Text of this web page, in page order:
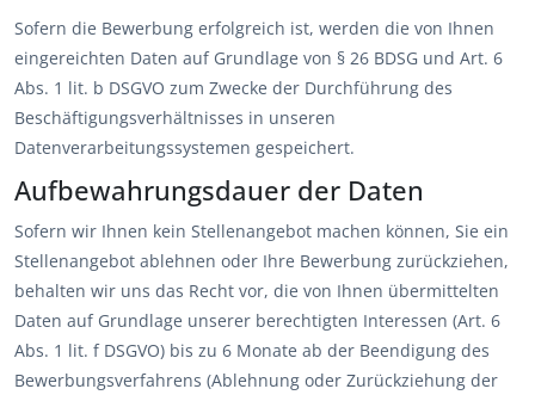
Sofern die Bewerbung erfolgreich ist, werden die von Ihnen
eingereichten Daten auf Grundlage von § 26 BDSG und Art. 6
Abs. 1 lit. b DSGVO zum Zwecke der Durchführung des
Beschäftigungsverhältnisses in unseren
Datenverarbeitungssystemen gespeichert.
Aufbewahrungsdauer der Daten
Sofern wir Ihnen kein Stellenangebot machen können, Sie ein
Stellenangebot ablehnen oder Ihre Bewerbung zurückziehen,
behalten wir uns das Recht vor, die von Ihnen übermittelten
Daten auf Grundlage unserer berechtigten Interessen (Art. 6
Abs. 1 lit. f DSGVO) bis zu 6 Monate ab der Beendigung des
Bewerbungsverfahrens (Ablehnung oder Zurückziehung der